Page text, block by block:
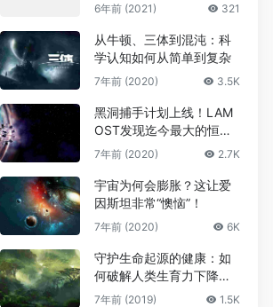
6年前 (2021) 321
从牛顿、三体到混沌：科
学认知如何从简单到复杂
7年前 (2020) 3.5K
黑洞捕手计划上线！LAM
OST发现迄今最大的恒星
级黑洞
7年前 (2020) 2.7K
宇宙为何会膨胀？这让爱
因斯坦非常“懊恼”！
7年前 (2020) 6K
守护生命起源的健康：如
何破解人类生育力下降难
题
7年前 (2019) 1.5K